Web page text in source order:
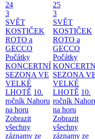
24
3
SVĚT
KOSTIČEK
ROTO a
GECCO
Počátky
KONCERTNÍ
SEZONA VE
VELKÉ
LHOTĚ 10.
ročník Nahoru
na horu
Zobrazit
všechny
záznamy ze
25
3
SVĚT
KOSTIČEK
ROTO a
GECCO
Počátky
SEZONA
VELKÉ
LHOTĚ 10.
ročník
na horu
Zobrazit
všechny
záznamy ze